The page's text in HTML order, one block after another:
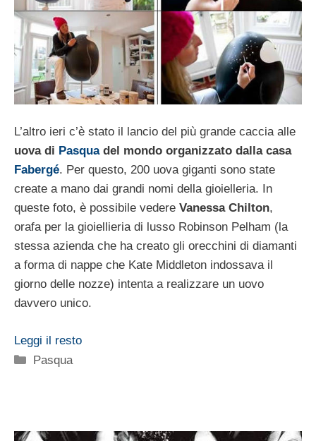
L’altro ieri c’è stato il lancio del più grande caccia alle
uova di Pasquadel mondo organizzato dalla casa
Fabergé. Per questo, 200 uova giganti sono state
create a mano dai grandi nomi della gioielleria. In
queste foto, è possibile vedere Vanessa Chilton,
orafa per la gioiellieria di lusso Robinson Pelham (la
stessa azienda che ha creato gli orecchini di diamanti
a forma di nappe che Kate Middleton indossava il
giorno delle nozze) intenta a realizzare un uovo
davvero unico.
Leggi il resto
Categorie
Pasqua